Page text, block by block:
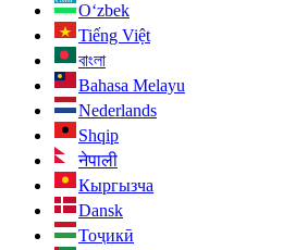
O‘zbek
Tiếng Việt
বাংলা
Bahasa Melayu
Nederlands
Shqip
नेपाली
Кыргызча
Dansk
Тоҷикӣ